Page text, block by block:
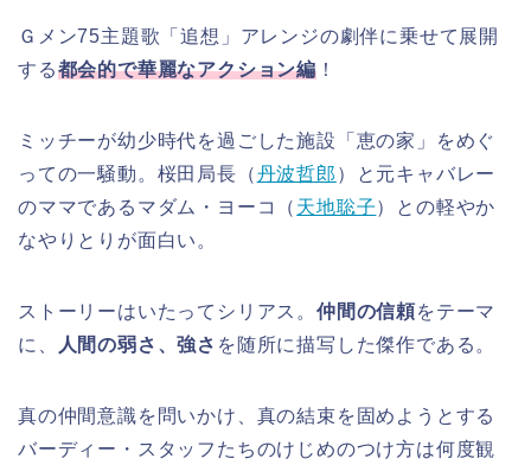
Ｇメン75主題歌「追想」アレンジの劇伴に乗せて展開
する都会的で華麗なアクション編 ！
ミッチーが幼少時代を過ごした施設「恵の家」をめぐ
っての一騒動。桜田局長（丹波哲郎 ）と元キャバレー
のママであるマダム・ヨーコ（ 天地聡子）との軽やか
なやりとりが面白い。
ストーリーはいたってシリアス。 仲間の信頼をテーマ
に、
人間の弱さ、強さ を随所に描写した傑作である。
真の仲間意識を問いかけ、真の結束を固めようとする
バーディー・スタッフたちのけじめのつけ方は何度観